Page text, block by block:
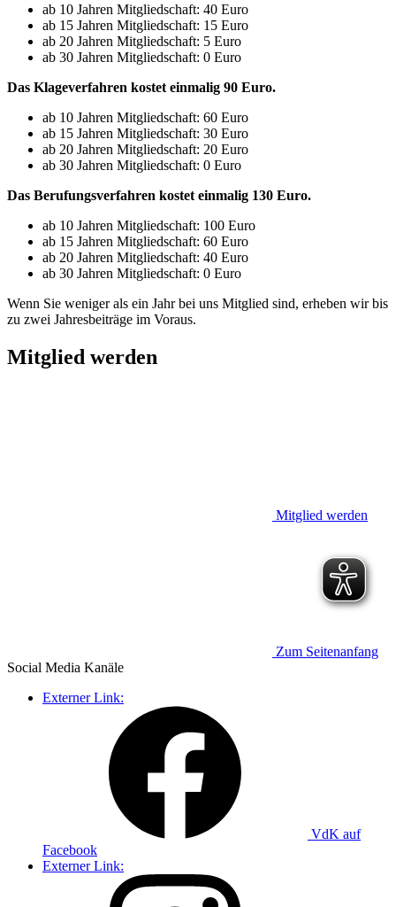
ab 10 Jahren Mitgliedschaft: 40 Euro
ab 15 Jahren Mitgliedschaft: 15 Euro
ab 20 Jahren Mitgliedschaft: 5 Euro
ab 30 Jahren Mitgliedschaft: 0 Euro
Das Klageverfahren kostet einmalig 90 Euro.
ab 10 Jahren Mitgliedschaft: 60 Euro
ab 15 Jahren Mitgliedschaft: 30 Euro
ab 20 Jahren Mitgliedschaft: 20 Euro
ab 30 Jahren Mitgliedschaft: 0 Euro
Das Berufungsverfahren kostet einmalig 130 Euro.
ab 10 Jahren Mitgliedschaft: 100 Euro
ab 15 Jahren Mitgliedschaft: 60 Euro
ab 20 Jahren Mitgliedschaft: 40 Euro
ab 30 Jahren Mitgliedschaft: 0 Euro
Wenn Sie weniger als ein Jahr bei uns Mitglied sind, erheben wir bis
zu zwei Jahresbeiträge im Voraus.
Mitglied werden
Mitglied werden
Zum Seitenanfang
Social Media Kanäle
Externer Link:
VdK auf
Facebook
Externer Link: